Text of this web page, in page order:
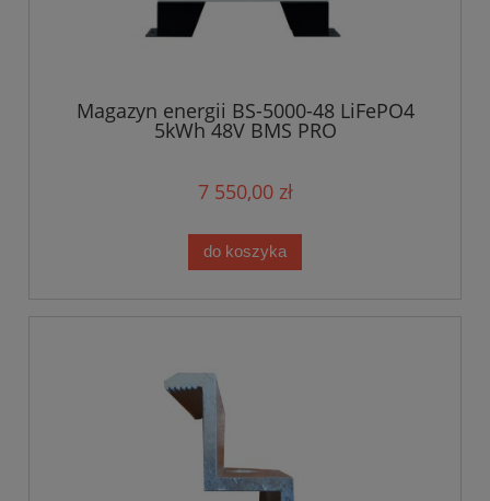
Magazyn energii BS-5000-48 LiFePO4
5kWh 48V BMS PRO
7 550,00 zł
do koszyka